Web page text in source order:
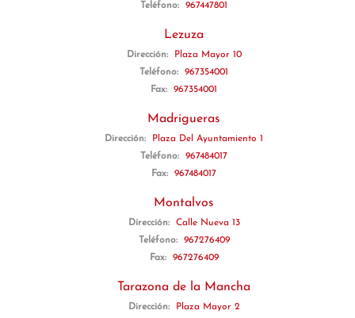
Teléfono:
967447801
Lezuza
Dirección:
Plaza Mayor 10
Teléfono:
967354001
Fax:
967354001
Madrigueras
Dirección:
Plaza Del Ayuntamiento 1
Teléfono:
967484017
Fax:
967484017
Montalvos
Dirección:
Calle Nueva 13
Teléfono:
967276409
Fax:
967276409
Tarazona de la Mancha
Dirección:
Plaza Mayor 2